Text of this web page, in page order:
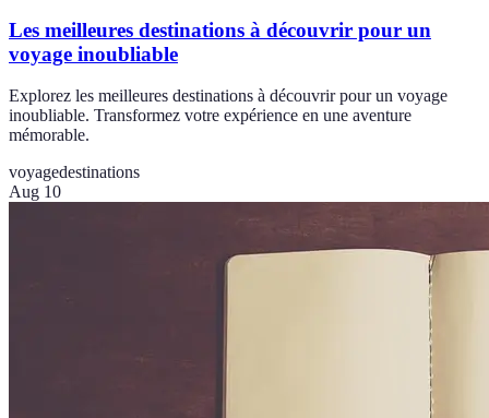
Les meilleures destinations à découvrir pour un
voyage inoubliable
Explorez les meilleures destinations à découvrir pour un voyage
inoubliable. Transformez votre expérience en une aventure
mémorable.
voyagedestinations
Aug 10